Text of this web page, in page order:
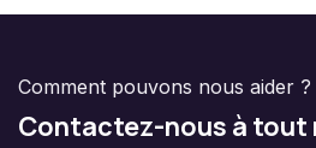
Comment pouvons nous aider ?
Contactez-nous à tout